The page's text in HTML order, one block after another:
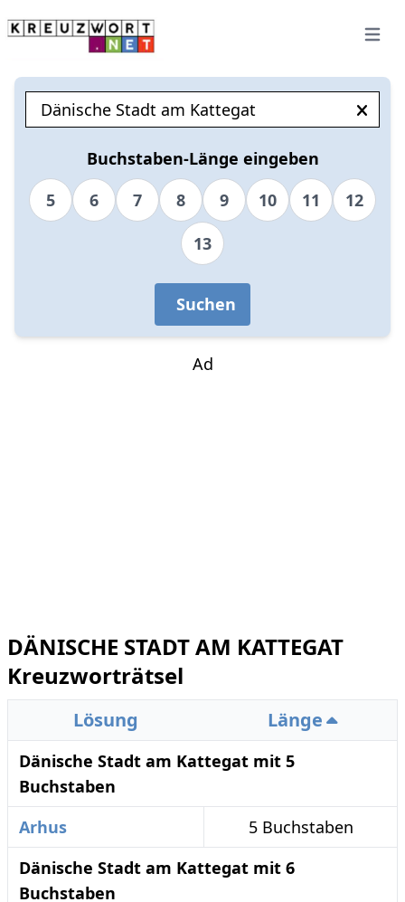
Open
Buchstaben-Länge eingeben
5
6 7 8 9 10 11
12
13
Suchen
Ad
DÄNISCHE STADT AM KATTEGAT
Kreuzworträtsel
Lösung Länge
Dänische Stadt am Kattegat mit 5
Buchstaben
Arhus
5 Buchstaben
Dänische Stadt am Kattegat mit 6
Buchstaben